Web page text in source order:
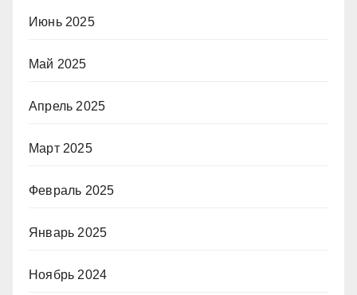
Июнь 2025
Май 2025
Апрель 2025
Март 2025
Февраль 2025
Январь 2025
Ноябрь 2024